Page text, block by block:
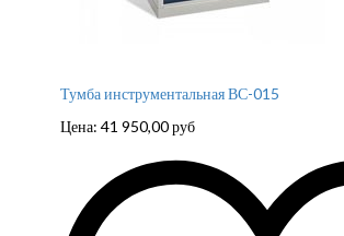
Тумба инструментальная ВС-015
Цена: 41 950,00руб